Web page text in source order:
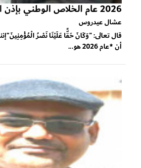
2026 عام الخلاص الوطني بإذن الله
عشال عيدروس
قال تعالى: "وَكَانَ حَقًّا عَلَيْنَا نَصْرُ
أن *عام 2026 هو...